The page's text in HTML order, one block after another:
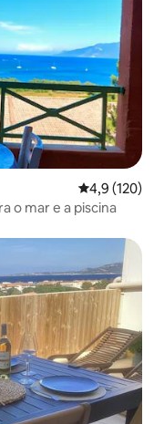
4,9 de uma
4,9 (120)
o mar e a piscina